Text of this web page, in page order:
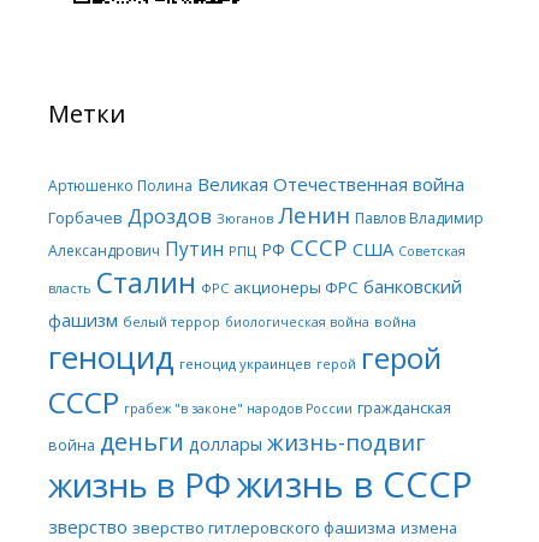
Метки
Артюшенко Полина Великая Отечественная война
Горбачев Дроздов Зюганов Ленин Павлов Владимир
Александрович Путин РПЦ РФ СССР США Советская
власть Сталин ФРС акционеры ФРС банковский
фашизм белый террор биологическая война война
геноцид геноцид украинцев герой герой
СССР грабеж "в законе" народов России гражданская
война деньги доллары жизнь-подвиг
жизнь в РФжизнь в СССР
зверство зверство гитлеровского фашизма измена